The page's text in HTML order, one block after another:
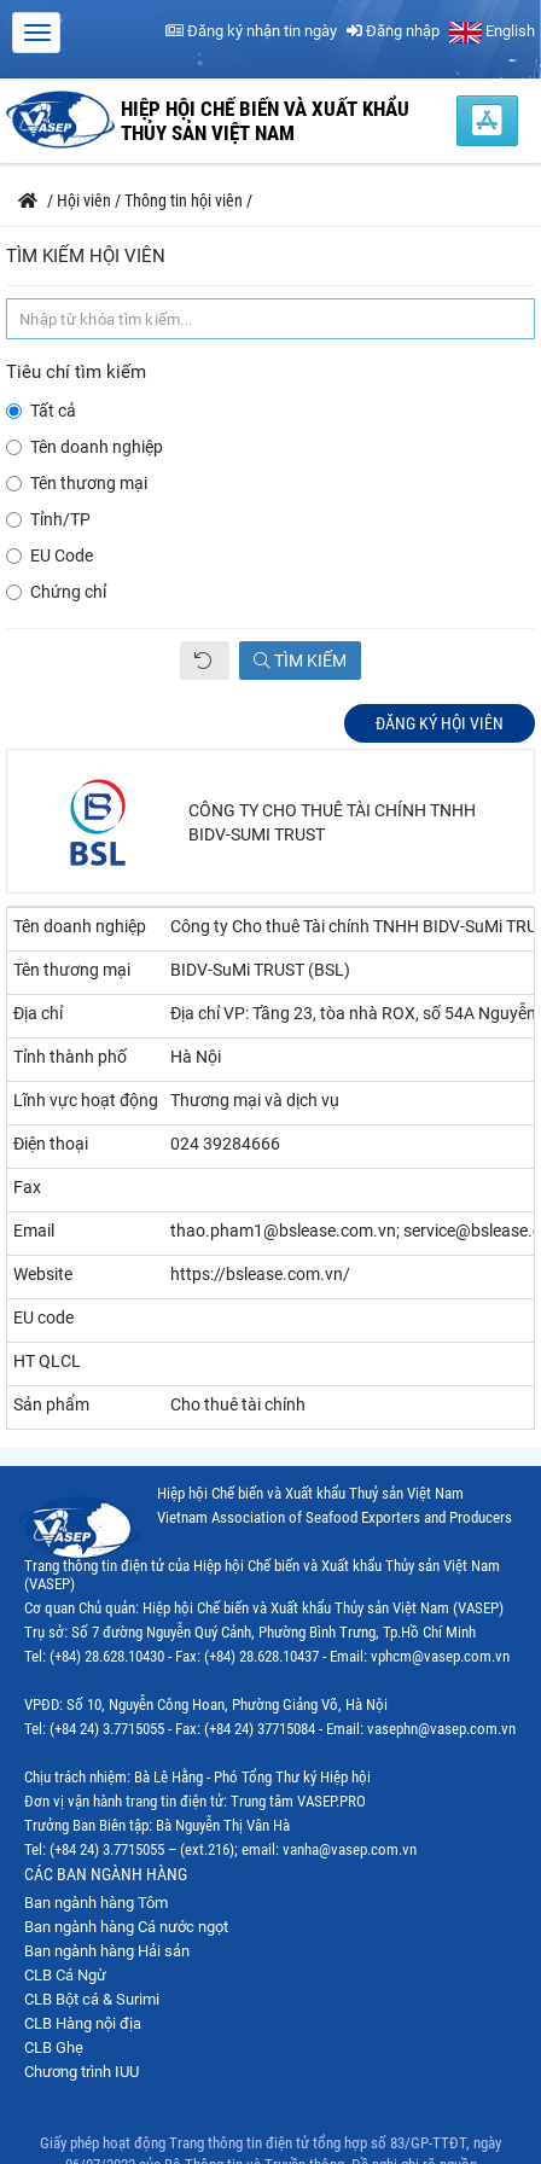
Đăng ký nhận tin ngày Đăng nhập English
HIỆP HỘI CHẾ BIẾN VÀ XUẤT KHẨU
THỦY SẢN VIỆT NAM
/ Hội viên /Thông tin hội viên /
TÌM KIẾM HỘI VIÊN
Tiêu chí tìm kiếm
Tất cả
Tên doanh nghiệp
Tên thương mại
Tỉnh/TP
EU Code
Chứng chỉ
TÌM KIẾM
ĐĂNG KÝ HỘI VIÊN
CÔNG TY CHO THUÊ TÀI CHÍNH TNHH
BIDV-SUMI TRUST
Tên doanh nghiệp Công ty Cho thuê Tài chính TNHH BIDV-SuMi
Tên thương mại BIDV-SuMi TRUST (BSL)
Địa chỉ Địa chỉ VP: Tầng 23, tòa nhà ROX, số 54A
Tỉnh thành phố Hà Nội
Lĩnh vực hoạt động Thương mại và dịch vụ
Điện thoại 024 39284666
Fax
Email thao.pham1@bslease.com.vn;
Website https://bslease.com.vn/
EU code
HT QLCL
Sản phẩm Cho thuê tài chính
Hiệp hội Chế biến và Xuất khẩu Thuỷ sản Việt Nam
Vietnam Association of Seafood Exporters and Producers
Trang thông tin điện tử của Hiệp hội Chế biến và Xuất khẩu Thủy sản Việt Nam
(VASEP)
Cơ quan Chủ quản: Hiệp hội Chế biến và Xuất khẩu Thủy sản Việt Nam (VASEP)
Trụ sở: Số 7 đường Nguyễn Quý Cảnh, Phường Bình Trưng, Tp.Hồ Chí Minh
Tel: (+84) 28.628.10430 - Fax: (+84) 28.628.10437 - Email: vphcm@vasep.com.vn
VPĐD: Số 10, Nguyễn Công Hoan, Phường Giảng Võ, Hà Nội
Tel: (+84 24) 3.7715055 - Fax: (+84 24) 37715084 - Email: vasephn@vasep.com.vn
Chịu trách nhiệm: Bà Lê Hằng - Phó Tổng Thư ký Hiệp hội
Đơn vị vận hành trang tin điện tử: Trung tâm VASEP.PRO
Trưởng Ban Biên tập: Bà Nguyễn Thị Vân Hà
Tel: (+84 24) 3.7715055 – (ext.216); email: vanha@vasep.com.vn
CÁC BAN NGÀNH HÀNG
Ban ngành hàng Tôm
Ban ngành hàng Cá nước ngọt
Ban ngành hàng Hải sản
CLB Cá Ngừ
CLB Bột cá & Surimi
CLB Hàng nội địa
CLB Ghẹ
Chương trình IUU
Giấy phép hoạt động Trang thông tin điện tử tổng hợp số 83/GP-TTĐT, ngày